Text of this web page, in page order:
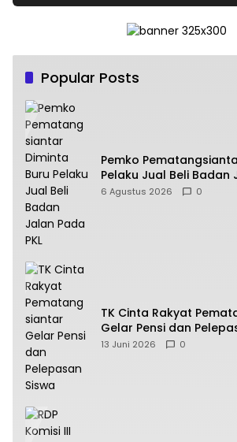
Popular Posts
Pemko
Pelaku Jual Beli Badan
6 Agustus 2026 0
TK Cinta Rakyat
Gelar Pensi dan
13 Juni 2026 0